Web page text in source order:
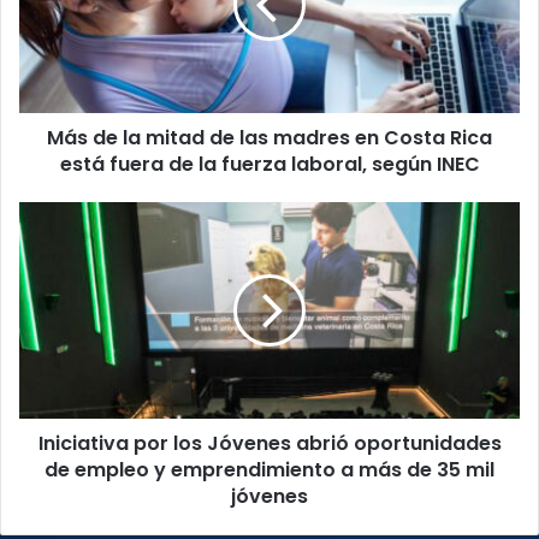
de
las
madres
en
Costa
la
fuerza
laboral,
según
INEC
Más de la mitad de las madres en Costa Rica
está fuera de la fuerza laboral, según INEC
Iniciativa
por
los
Jóvenes
abrió
oportunidades
y
emprendimiento
Iniciativa por los Jóvenes abrió oportunidades
de empleo y emprendimiento a más de 35 mil
jóvenes